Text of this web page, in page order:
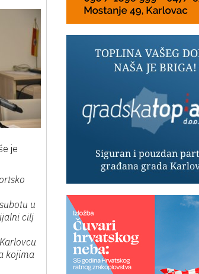
je
u
cilj
kojima